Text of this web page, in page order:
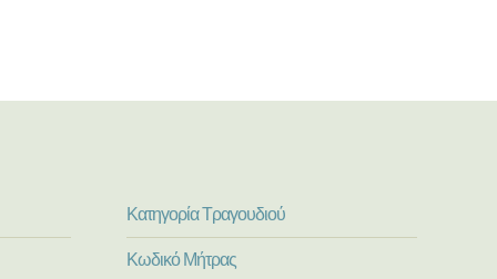
Κατηγορία Τραγουδιού
Κωδικό Μήτρας